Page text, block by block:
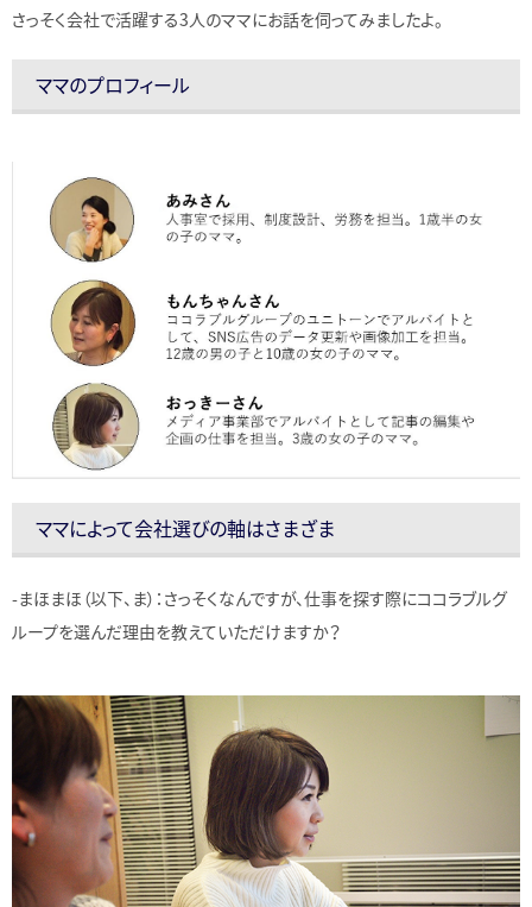
さっそく会社で活躍する3人のママにお話を伺ってみましたよ。
ママのプロフィール
ママによって会社選びの軸はさまざま
-まほまほ（以下、ま）：さっそくなんですが、仕事を探す際にココラブルグ
ループを選んだ理由を教えていただけますか？